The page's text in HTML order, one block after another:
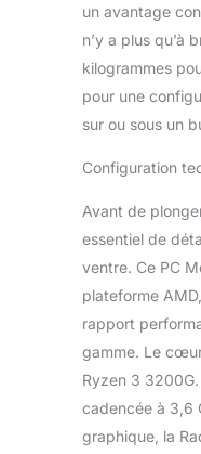
une fiabilité
de G Data
USB-A 3.2
l'arriere du
avec une
un avantage
n’y a plus qu’à
kilogrammes
pour une
sur ou sous un
Configuration
Avant de
essentiel de
ventre. Ce PC
plateforme
rapport
gamme. Le
Ryzen 3
cadencée à 3,6
graphique, la